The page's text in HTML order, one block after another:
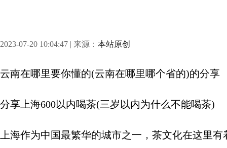
2023-07-20 10:04:47 | 来源： 本站原创
云南在哪里要你懂的(云南在哪里哪个省的)的分享
分享 上海600以内喝茶(三岁以内为什么不能喝茶)
上海作为中国最繁华的城市之一，茶文化在这里